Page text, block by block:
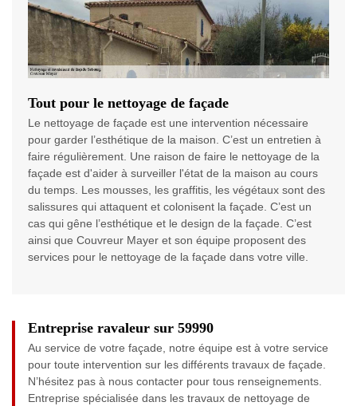
Tout pour le nettoyage de façade
Le nettoyage de façade est une intervention nécessaire
pour garder l’esthétique de la maison. C’est un entretien à
faire régulièrement. Une raison de faire le nettoyage de la
façade est d'aider à surveiller l'état de la maison au cours
du temps. Les mousses, les graffitis, les végétaux sont des
salissures qui attaquent et colonisent la façade. C’est un
cas qui gêne l’esthétique et le design de la façade. C’est
ainsi que Couvreur Mayer et son équipe proposent des
services pour le nettoyage de la façade dans votre ville.
Entreprise ravaleur sur 59990
Au service de votre façade, notre équipe est à votre service
pour toute intervention sur les différents travaux de façade.
N’hésitez pas à nous contacter pour tous renseignements.
Entreprise spécialisée dans les travaux de nettoyage de